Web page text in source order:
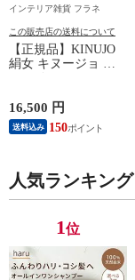
インテリア雑貨 フラネ
この販売店の送料について
【正規品】KINUJO
絹女 キヌージョ ヘ
DS200 DS200BK 【ホ
ワイト】 ストレート
アイロン 海外対応
ワイドモデル アイロ
ン ストレート ツヤ
kinujo【送料無料】
16,500 円
送料込み 150
人気ランキング
1位